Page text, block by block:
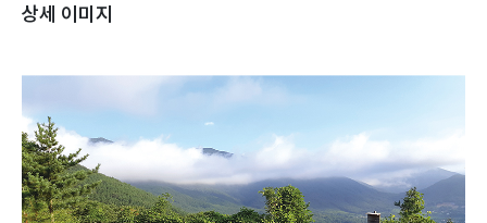
상세 이미지